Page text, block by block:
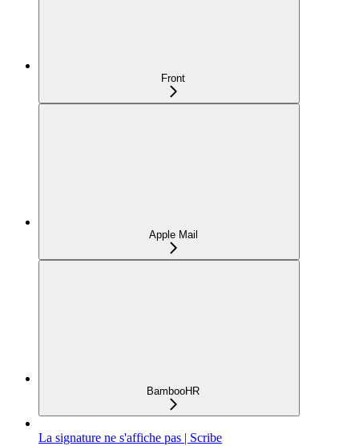
Front
Apple Mail
BambooHR
La signature ne s'affiche pas | Scribe